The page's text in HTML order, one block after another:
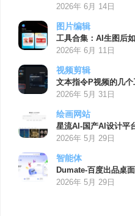
2026年 6月 14日
图片编辑
工具合集：AI生图后
2026年 6月 11日
视频剪辑
文本指令P视频的几个
2026年 5月 31日
绘画网站
星流AI-国产AI设计平
2026年 5月 29日
智能体
Dumate-百度出品桌
2026年 5月 29日